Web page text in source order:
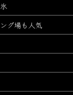
グ場も人気